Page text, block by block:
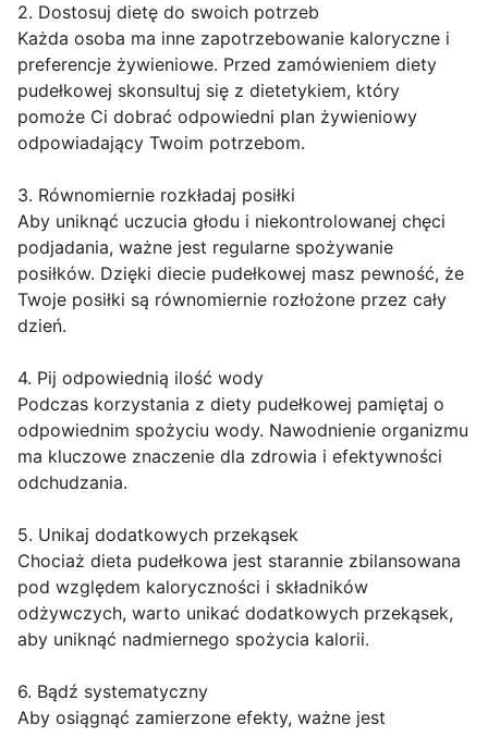
2. Dostosuj dietę do swoich potrzeb
Każda osoba ma inne zapotrzebowanie kaloryczne i
preferencje żywieniowe. Przed zamówieniem diety
pudełkowej skonsultuj się z dietetykiem, który
pomoże Ci dobrać odpowiedni plan żywieniowy
odpowiadający Twoim potrzebom.
3. Równomiernie rozkładaj posiłki
Aby uniknąć uczucia głodu i niekontrolowanej chęci
podjadania, ważne jest regularne spożywanie
posiłków. Dzięki diecie pudełkowej masz pewność, że
Twoje posiłki są równomiernie rozłożone przez cały
dzień.
4. Pij odpowiednią ilość wody
Podczas korzystania z diety pudełkowej pamiętaj o
odpowiednim spożyciu wody. Nawodnienie organizmu
ma kluczowe znaczenie dla zdrowia i efektywności
odchudzania.
5. Unikaj dodatkowych przekąsek
Chociaż dieta pudełkowa jest starannie zbilansowana
pod względem kaloryczności i składników
odżywczych, warto unikać dodatkowych przekąsek,
aby uniknąć nadmiernego spożycia kalorii.
6. Bądź systematyczny
Aby osiągnąć zamierzone efekty, ważne jest